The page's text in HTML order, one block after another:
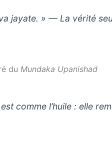
jayate. » — La vérité
du Mundaka Upanishad
comme l’huile : elle